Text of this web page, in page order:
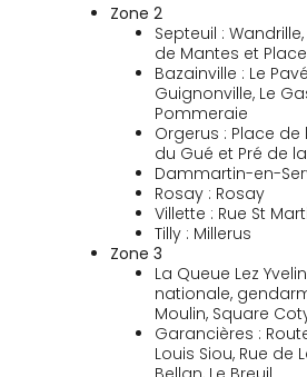
Zone 2
Septeuil : Wandrille,
de Mantes et
Bazainville : Le
Guignonville, Le
Pommeraie
Orgerus : Place de
du Gué et Pré de
Dammartin-en-
Rosay : Rosay
Villette : Rue St
Tilly : Millerus
Zone 3
La Queue Lez
nationale,
Moulin, Square
Garancières :
Louis Siou, Rue de